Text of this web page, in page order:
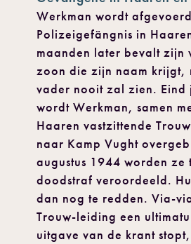
Werkman wordt
Polizeigefängnis in
maanden later bevalt zijn
zoon die zijn naam krijgt,
vader nooit zal zien. Eind
wordt Werkman, samen
Haaren vastzittende
naar Kamp Vught
augustus 1944 worden ze
doodstraf veroordeeld.
dan nog te redden. Via-
Trouw-leiding een
uitgave van de krant